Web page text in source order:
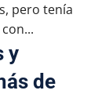
pero tenía
y
de